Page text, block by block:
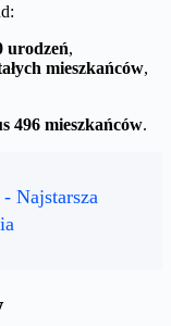
urodzeń,
mieszkańców,
496 mieszkańców.
Najstarsza